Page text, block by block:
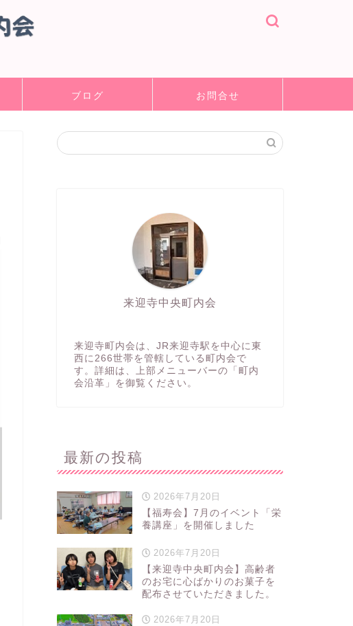
ブログ お問合せ
来迎寺中央町内会
来迎寺町内会は、JR来迎寺駅を中心に東
西に266世帯を管轄している町内会で
す。詳細は、上部メニューバーの「町内
会沿革」を御覧ください。
最新の投稿
2026年7月20日
【福寿会】7月のイベント「栄
養講座」を開催しました
2026年7月20日
【来迎寺中央町内会】高齢者
のお宅に心ばかりのお菓子を
配布させていただきました。
2026年7月20日